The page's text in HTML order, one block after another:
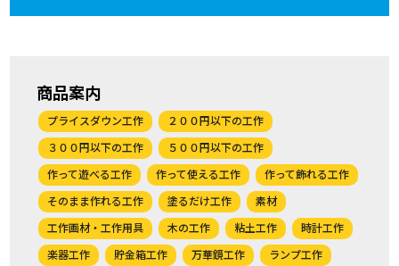
商品案内
プライスダウン工作
２００円以下の工作
３００円以下の工作
５００円以下の工作
作って遊べる工作
作って使える工作
作って飾れる工作
そのまま作れる工作
塗るだけ工作
素材
工作画材・工作用具
木の工作 粘土工作
時計工作
楽器工作
貯金箱工作 万華鏡工作
ランプ工作